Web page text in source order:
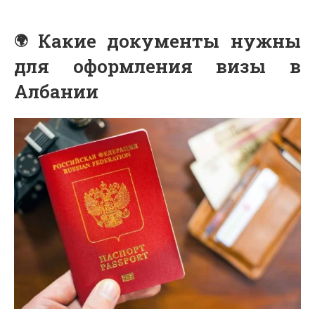
Какие документы нужны
для оформления визы в
Албании